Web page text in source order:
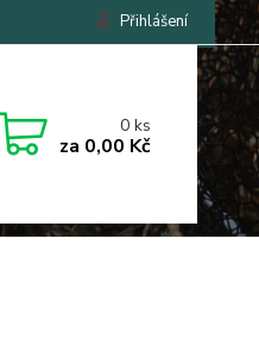
Přihlášení
0ks
za 0,00 Kč